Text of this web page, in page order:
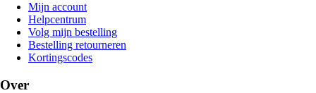
Mijn account
Helpcentrum
Volg mijn bestelling
Bestelling retourneren
Kortingscodes
Over